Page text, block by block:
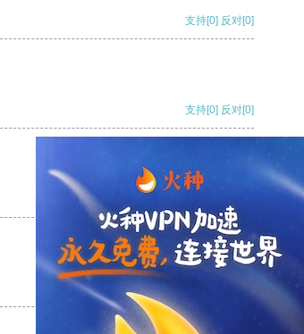
支持[0] 反对[0]
支持[0] 反对[0]
反对